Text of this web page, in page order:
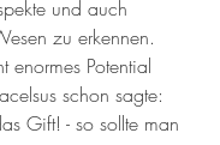
und auch
zu erkennen.
enormes Potential
schon sagte:
Gift! - so sollte man